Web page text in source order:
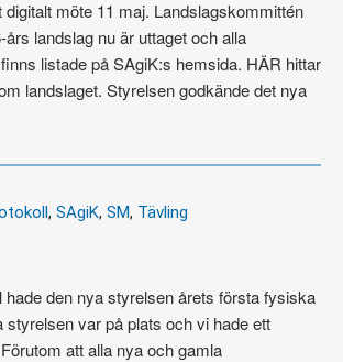
digitalt möte 11 maj. Landslagskommittén
års landslag nu är uttaget och alla
listade på SAgiK:s hemsida. HÄR hittar
landslaget. Styrelsen godkände det nya
, SAgiK, SM, Tävling
hade den nya styrelsen årets första fysiska
styrelsen var på plats och vi hade ett
att alla nya och gamla